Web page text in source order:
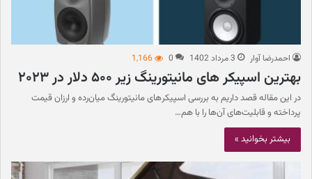
احمدرضا آوار 3 مرداد 1402 0
1,166
بهترین اسپیکر های مانیتورینگ زیر ۵۰۰ دلار در ۲۰۲۳
در این مقاله قصد داریم به بررسی اسپیکر‌های مانیتورینگ میان‌رده و ارزان قیمت
پرداخته و قابلیت‌های آن‌ها را با هم…
بیشتر بخوانید »